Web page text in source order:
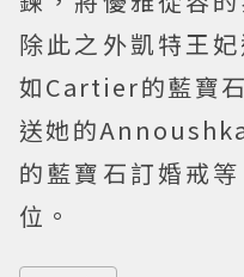
除此之外凱特王
如Cartier的藍寶
送她的
的藍寶石訂婚戒
位。